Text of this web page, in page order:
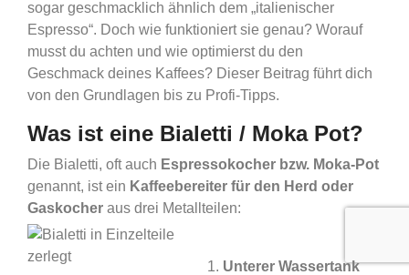
sogar geschmacklich ähnlich dem „italienischer
Espresso“. Doch wie funktioniert sie genau? Worauf
musst du achten und wie optimierst du den
Geschmack deines Kaffees? Dieser Beitrag führt dich
von den Grundlagen bis zu Profi-Tipps.
Was ist eine Bialetti / Moka Pot?
Die Bialetti, oft auch Espressokocher bzw. Moka-Pot
genannt, ist ein Kaffeebereiter für den Herd oder
Gaskocher aus drei Metallteilen:
Unterer Wassertank